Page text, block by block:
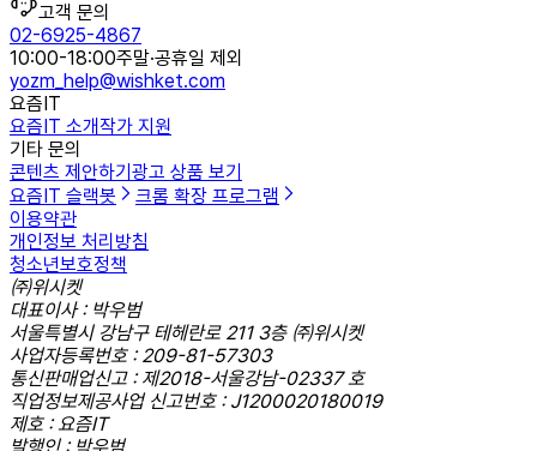
고객 문의
02-6925-4867
10:00-18:00주말·공휴일 제외
yozm_help@wishket.com
요즘IT
요즘IT 소개작가 지원
기타 문의
콘텐츠 제안하기 광고 상품 보기
요즘IT 슬랙봇
크롬 확장 프로그램
이용약관
개인정보 처리방침
청소년보호정책
㈜위시켓
대표이사 : 박우범
서울특별시 강남구 테헤란로 211 3층 ㈜위시켓
사업자등록번호 : 209-81-57303
통신판매업신고 : 제2018-서울강남-02337 호
직업정보제공사업 신고번호 : J1200020180019
제호 : 요즘IT